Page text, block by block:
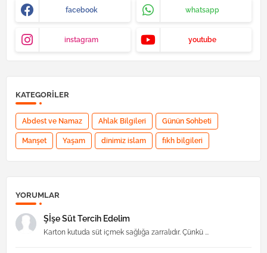
facebook whatsapp
instagram youtube
KATEGORILER
Abdest ve Namaz Ahlak Bilgileri Günün Sohbeti
Manşet Yaşam dinimiz islam fıkh bilgileri
YORUMLAR
Şİşe Süt Tercih Edelim
Karton kutuda süt içmek sağlığa zarralıdır. Çünkü ...